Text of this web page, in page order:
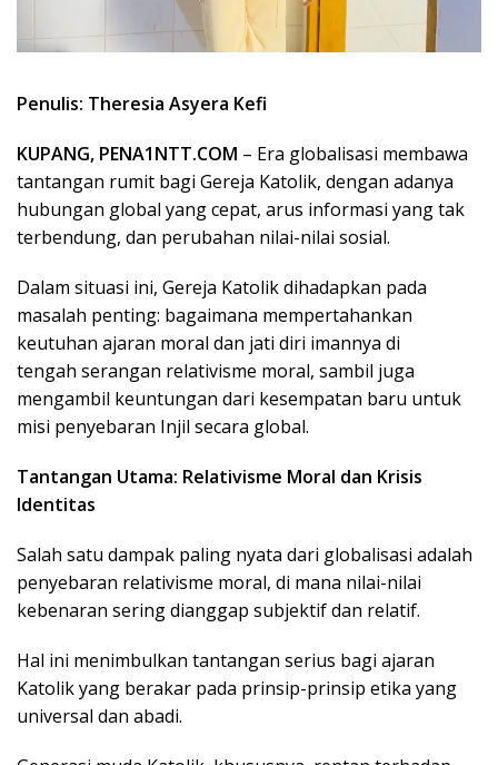
Penulis: Theresia Asyera Kefi
KUPANG, PENA1NTT.COM – Era globalisasi membawa
tantangan rumit bagi Gereja Katolik, dengan adanya
hubungan global yang cepat, arus informasi yang tak
terbendung, dan perubahan nilai-nilai sosial.
Dalam situasi ini, Gereja Katolik dihadapkan pada
masalah penting: bagaimana mempertahankan
keutuhan ajaran moral dan jati diri imannya di
tengah serangan relativisme moral, sambil juga
mengambil keuntungan dari kesempatan baru untuk
misi penyebaran Injil secara global.
Tantangan Utama: Relativisme Moral dan Krisis
Identitas
Salah satu dampak paling nyata dari globalisasi adalah
penyebaran relativisme moral, di mana nilai-nilai
kebenaran sering dianggap subjektif dan relatif.
Hal ini menimbulkan tantangan serius bagi ajaran
Katolik yang berakar pada prinsip-prinsip etika yang
universal dan abadi.